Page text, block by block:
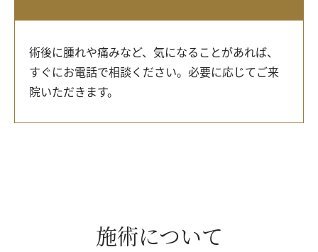
術後に腫れや痛みなど、気になることがあれば、
すぐにお電話で相談ください。必要に応じてご来
院いただきます。
施術について